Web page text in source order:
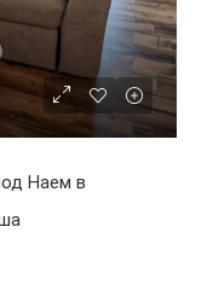
Наем в